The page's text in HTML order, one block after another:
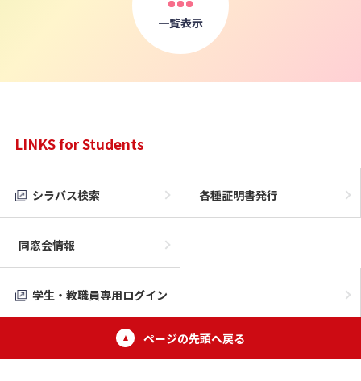
一覧表示
LINKS for Students
シラバス検索 各種証明書発行
同窓会情報
学生・教職員専用ログイン
ページの先頭へ戻る